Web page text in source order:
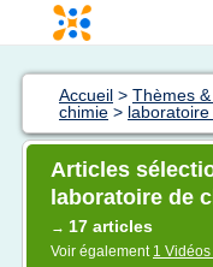
Accueil > Thèmes
chimie >
Articles
laboratoire de
→ 17 articles
Voir également 1 Vidéos